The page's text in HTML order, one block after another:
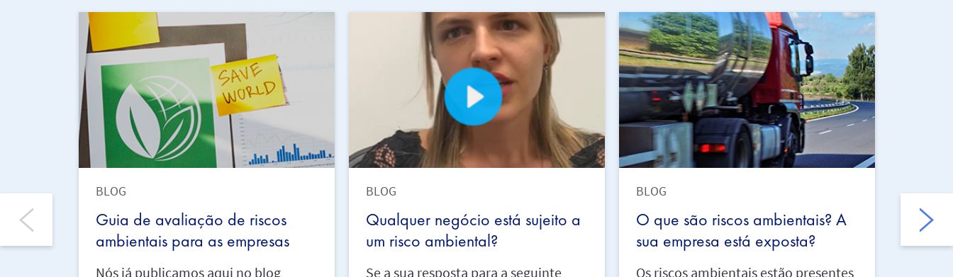
BLOG
Guia de avaliação de riscos
ambientais para as empresas
Nós já publicamos aqui no blog
BLOG
Qualquer negócio está sujeito a
um risco ambiental?
Se a sua resposta para a seguinte
BLOG
O que são riscos ambientais? A
sua empresa está exposta?
Os riscos ambientais estão presentes
BLOG
Por
de